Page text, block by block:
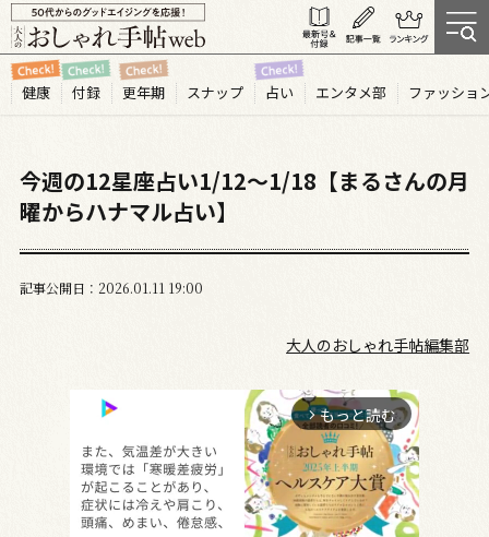
健康 付録 更年期 スナップ 占い エンタメ部 ファッショ
今週の12星座占い1/12～1/18【まるさんの月
曜からハナマル占い】
記事公開日 2026.01 11 19:00
大人のおしゃれ手帖編集部
arrow_forward_ios もっと読む